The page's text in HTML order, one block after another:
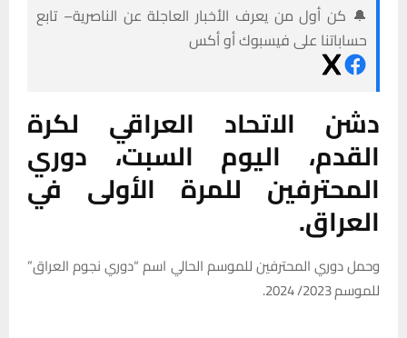
🔔 كن أول من يعرف الأخبار العاجلة عن الناصرية– تابع
حساباتنا على فيسبوك أو أكس
دشن الاتحاد العراقي لكرة
القدم، اليوم السبت، دوري
المحترفين للمرة الأولى في
العراق.
وحمل دوري المحترفين للموسم الحالي اسم “دوري نجوم العراق”
للموسم 2023/ 2024.